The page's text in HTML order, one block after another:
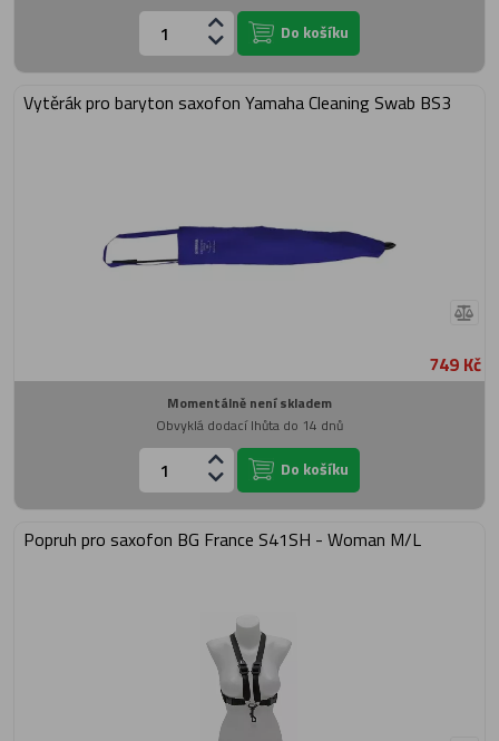
Do košíku
Vytěrák pro baryton saxofon Yamaha Cleaning Swab BS3
749 Kč
Momentálně není skladem
Obvyklá dodací lhůta do 14 dnů
Do košíku
Popruh pro saxofon BG France S41SH - Woman M/L